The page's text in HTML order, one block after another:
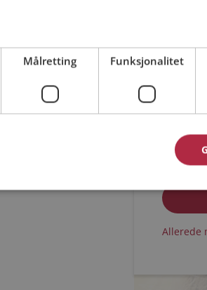
Jeg
Jeg
Allerede
Målretting Funksjonalitet